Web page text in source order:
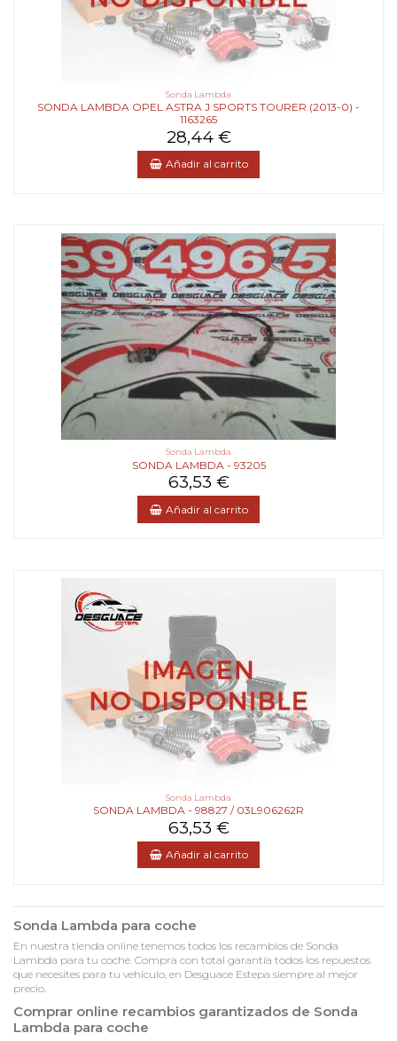
Sonda Lambda
SONDA LAMBDA OPEL ASTRA J SPORTS TOURER (2013-0) -
1163265
28,44 €
Añadir al carrito
Sonda Lambda
SONDA LAMBDA - 93205
63,53 €
Añadir al carrito
Sonda Lambda
SONDA LAMBDA - 98827 / 03L906262R
63,53 €
Añadir al carrito
Sonda Lambda para coche
En nuestra tienda online tenemos todos los recambios de Sonda
Lambda para tu coche. Compra con total garantía todos los repuestos
que necesites para tu vehículo, en Desguace Estepa siempre al mejor
precio.
Comprar online recambios garantizados de Sonda
Lambda para coche